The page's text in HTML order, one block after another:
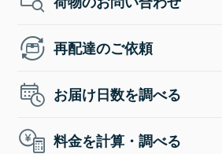
再配達のご依頼
お届け日数を調べる
料金を計算・調べる